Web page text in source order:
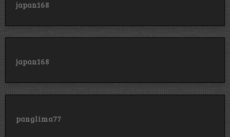
japan168
japan168
panglima77